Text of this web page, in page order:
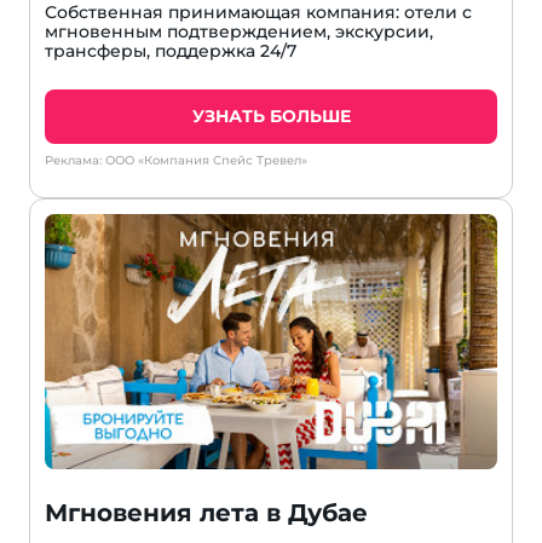
Собственная принимающая компания: отели с
мгновенным подтверждением, экскурсии,
трансферы, поддержка 24/7
УЗНАТЬ БОЛЬШЕ
Реклама: ООО «Компания Спейс Тревел»
Мгновения лета в Дубае